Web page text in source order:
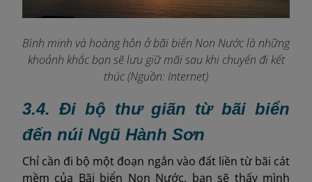
Bình minh và hoàng hôn ở bãi biển Non Nước là những
khoảnh khắc bạn sẽ lưu giữ mãi sau khi chuyến đi kết
thúc (Nguồn: Internet)
3.4. Đi bộ thư giãn từ bãi biển
đến núi Ngũ Hành Sơn
Chỉ cần đi bộ một đoạn ngắn vào đất liền từ bãi cát
mềm của Bãi biển Non Nước, bạn sẽ thấy mình